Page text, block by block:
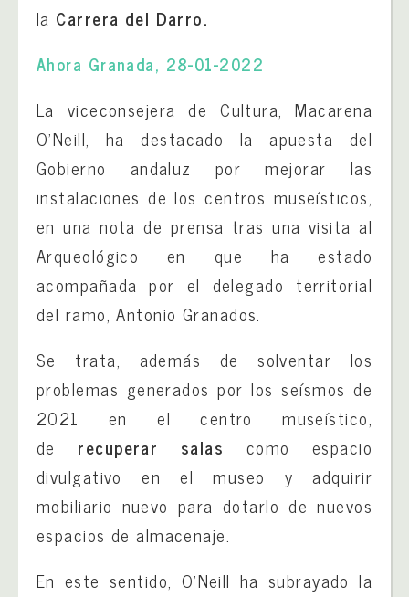
la Carrera del Darro.
Ahora Granada, 28-01-2022
La viceconsejera de Cultura, Macarena
O’Neill, ha destacado la apuesta del
Gobierno andaluz por mejorar las
instalaciones de los centros museísticos,
en una nota de prensa tras una visita al
Arqueológico en que ha estado
acompañada por el delegado territorial
del ramo, Antonio Granados.
Se trata, además de solventar los
problemas generados por los seísmos de
2021 en el centro museístico,
de recuperar salas como espacio
divulgativo en el museo y adquirir
mobiliario nuevo para dotarlo de nuevos
espacios de almacenaje.
En este sentido, O’Neill ha subrayado la